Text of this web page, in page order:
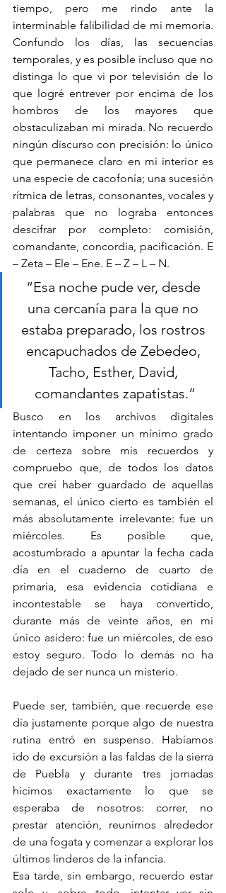
tiempo, pero me rindo ante la
interminable falibilidad de mi memoria.
Confundo los días, las secuencias
temporales, y es posible incluso que no
distinga lo que vi por televisión de lo
que logré entrever por encima de los
hombros de los mayores que
obstaculizaban mi mirada. No recuerdo
ningún discurso con precisión: lo único
que permanece claro en mi interior es
una especie de cacofonía; una sucesión
rítmica de letras, consonantes, vocales y
palabras que no lograba entonces
descifrar por completo: comisión,
comandante, concordia, pacificación. E
– Zeta – Ele – Ene. E – Z – L – N.
“Esa noche pude ver, desde
una cercanía para la que no
estaba preparado, los rostros
encapuchados de Zebedeo,
Tacho, Esther, David,
comandantes zapatistas.”
Busco en los archivos digitales
intentando imponer un mínimo grado
de certeza sobre mis recuerdos y
compruebo que, de todos los datos
que creí haber guardado de aquellas
semanas, el único cierto es también el
más absolutamente irrelevante: fue un
miércoles. Es posible que,
acostumbrado a apuntar la fecha cada
día en el cuaderno de cuarto de
primaria, esa evidencia cotidiana e
incontestable se haya convertido,
durante más de veinte años, en mi
único asidero: fue un miércoles, de eso
estoy seguro. Todo lo demás no ha
dejado de ser nunca un misterio.
Puede ser, también, que recuerde ese
día justamente porque algo de nuestra
rutina entró en suspenso. Habíamos
ido de excursión a las faldas de la sierra
de Puebla y durante tres jornadas
hicimos exactamente lo que se
esperaba de nosotros: correr, no
prestar atención, reunirnos alrededor
de una fogata y comenzar a explorar los
últimos linderos de la infancia.
Esa tarde, sin embargo, recuerdo estar